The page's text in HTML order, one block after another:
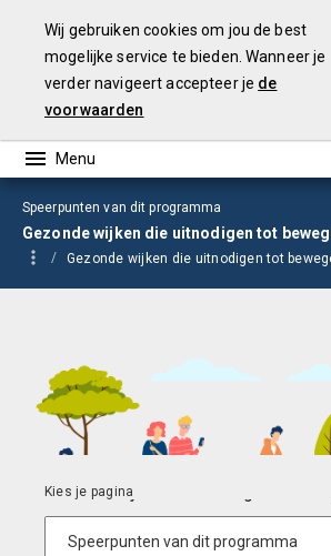
Wij gebruiken cookies om jou de best
mogelijke service te bieden. Wanneer je
verder navigeert accepteer je de
voorwaarden
Speerpunten van dit programma
Gezonde wijken die uitnodigen tot
Gezonde wijken die uitnodigen tot
Gezonde wijken die uitnodigen tot
ontmoeten